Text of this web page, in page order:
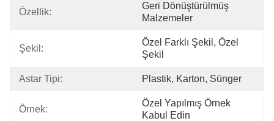
Özellik:
Geri Dönüştürülmüş
Malzemeler
Şekil:
Özel Farklı Şekil, Özel
Şekil
Astar Tipi: Plastik, Karton, Sünger
Örnek:
Özel Yapılmış Örnek
Kabul Edin